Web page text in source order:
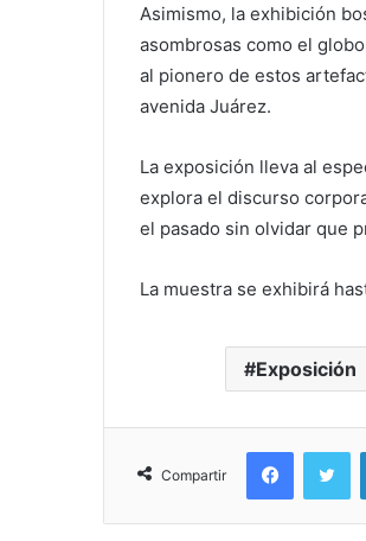
Asimismo, la exhibición
asombrosas como el
al pionero de estos
avenida Juárez.
La exposición lleva al
explora el discurso
el pasado sin olvidar que
La muestra se exhibirá
Exposición
Compartir
Facebook